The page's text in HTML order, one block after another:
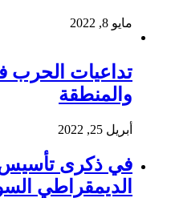
مايو 8, 2022
تداعيات الحرب
والمنطقة
أبريل 25, 2022
في ذكرى تأسيس
الديمقراطي